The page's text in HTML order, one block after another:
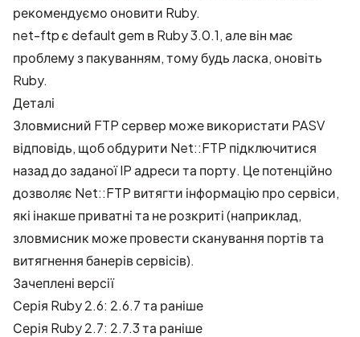
рекомендуємо оновити Ruby.
net-ftp є default gem в Ruby 3.0.1, але він має
проблему з пакуванням, тому будь ласка, оновіть
Ruby.
Деталі
Зловмисний FTP сервер може використати PASV
відповідь, щоб обдурити Net::FTP підключитися
назад до заданої IP адреси та порту. Це потенційно
дозволяє Net::FTP витягти інформацію про сервіси,
які інакше приватні та не розкриті (наприклад,
зловмисник може провести сканування портів та
витягнення банерів сервісів).
Зачеплені версії
Серія Ruby 2.6: 2.6.7 та раніше
Серія Ruby 2.7: 2.7.3 та раніше